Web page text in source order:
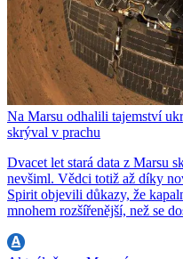
Na Marsu odhalili tajemství
skrýval v prachu
Dvacet let stará data z Marsu
nevšiml. Vědci totiž až díky
Spirit objevili důkazy, že
mnohem rozšířenější, než se